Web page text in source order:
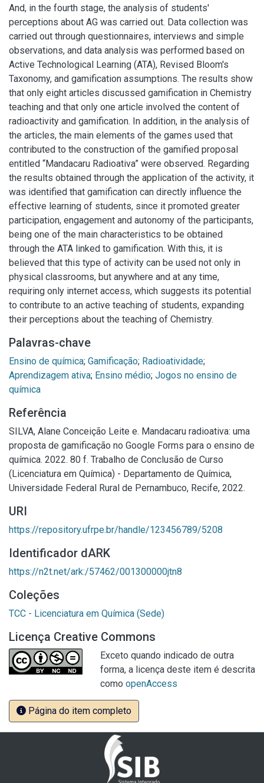
And, in the fourth stage, the analysis of students'
perceptions about AG was carried out. Data collection was
carried out through questionnaires, interviews and simple
observations, and data analysis was performed based on
Active Technological Learning (ATA), Revised Bloom's
Taxonomy, and gamification assumptions. The results show
that only eight articles discussed gamification in Chemistry
teaching and that only one article involved the content of
radioactivity and gamification. In addition, in the analysis of
the articles, the main elements of the games used that
contributed to the construction of the gamified proposal
entitled “Mandacaru Radioativa” were observed. Regarding
the results obtained through the application of the activity, it
was identified that gamification can directly influence the
effective learning of students, since it promoted greater
participation, engagement and autonomy of the participants,
being one of the main characteristics to be obtained
through the ATA linked to gamification. With this, it is
believed that this type of activity can be used not only in
physical classrooms, but anywhere and at any time,
requiring only internet access, which suggests its potential
to contribute to an active teaching of students, expanding
their perceptions about the teaching of Chemistry.
Palavras-chave
Ensino de química; Gamificação; Radioatividade;
Aprendizagem ativa; Ensino médio; Jogos no ensino de
química
Referência
SILVA, Alane Conceição Leite e. Mandacaru radioativa: uma
proposta de gamificação no Google Forms para o ensino de
química. 2022. 80 f. Trabalho de Conclusão de Curso
(Licenciatura em Química) - Departamento de Química,
Universidade Federal Rural de Pernambuco, Recife, 2022.
URI
https://repository.ufrpe.br/handle/123456789/5208
Identificador dARK
https://n2t.net/ark:/57462/001300000jtn8
Coleções
TCC - Licenciatura em Química (Sede)
Licença Creative Commons
Exceto quando indicado de outra
forma, a licença deste item é descrita
como openAccess
Página do item completo